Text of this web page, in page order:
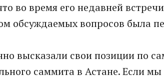
во время его недавней
обсуждаемых вопросов была
высказали свои позиции по
саммита в Астане. Если